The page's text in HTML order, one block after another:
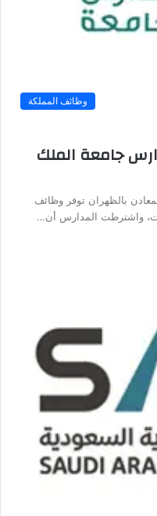
وظائف المملكة
جامعة الملك
بالظهران توفر وظائف
واشترطت المدارس أن…